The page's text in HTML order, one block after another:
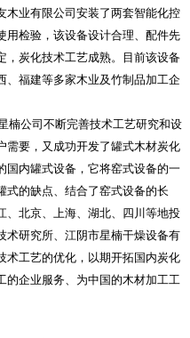
木业有限公司安装了两套智能化控
用检验，该设备设计合理、配件先
，炭化技术工艺成熟。目前该设备
、福建等多家木业及竹制品加工企
楠公司不断完善技术工艺研究和设
需要，又成功开发了罐式木材炭化
国内罐式设备，它将窑式设备的一
式的缺点、结合了窑式设备的长
、北京、上海、湖北、四川等地投
术研究所、江阴市星楠干燥设备有
术工艺的优化，以期开拓国内炭化
的企业服务、为中国的木材加工工